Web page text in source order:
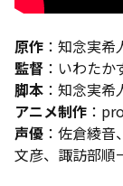
原作 ：知念実希
監督 ：いわたか
脚本 ：知念実
アニメ制作 ：
声優 ：佐倉綾
文彦、諏訪部順